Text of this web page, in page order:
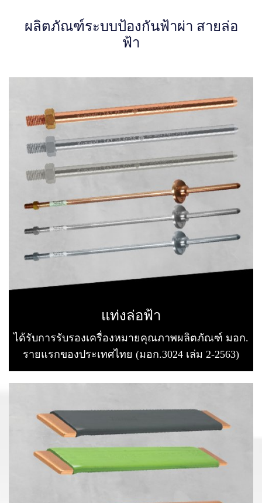
ผลิตภัณฑ์ระบบป้องกันฟ้าผ่า สายล่อ
ฟ้า
แท่งล่อฟ้า
ได้รับการรับรองเครื่องหมายคุณภาพผลิตภัณฑ์ มอก.
รายแรกของประเทศไทย (มอก.3024 เล่ม 2-2563)